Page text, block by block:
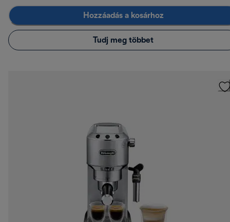
Hozzáadás a kosárhoz
Tudj meg többet